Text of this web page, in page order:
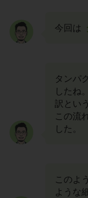
今回は
タンパ
したね
訳とい
この流
した。
このよ
ような